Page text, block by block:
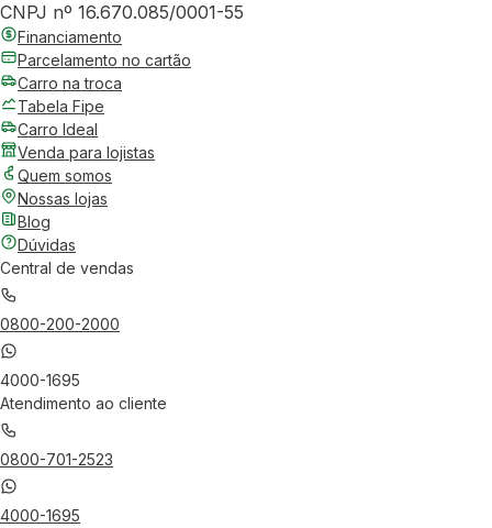
CNPJ nº 16.670.085/0001-55
Financiamento
Parcelamento no cartão
Carro na troca
Tabela Fipe
Carro Ideal
Venda para lojistas
Quem somos
Nossas lojas
Blog
Dúvidas
Central de vendas
0800-200-2000
4000-1695
Atendimento ao cliente
0800-701-2523
4000-1695